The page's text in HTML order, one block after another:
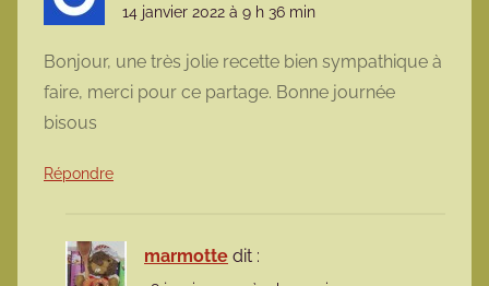
14 janvier 2022 à 9 h 36 min
Bonjour, une très jolie recette bien sympathique à
faire, merci pour ce partage. Bonne journée
bisous
Répondre
marmotte dit :